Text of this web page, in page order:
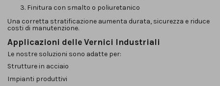
Finitura con smalto o poliuretanico
Una corretta stratificazione aumenta durata, sicurezza e riduce
costi di manutenzione.
Applicazioni delle Vernici Industriali
Le nostre soluzioni sono adatte per:
Strutture in acciaio
Impianti produttivi